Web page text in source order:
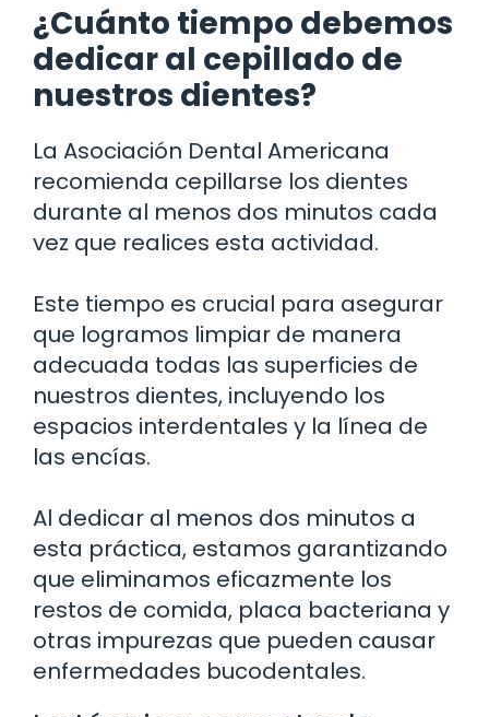
¿Cuánto tiempo debemos
dedicar al cepillado de
nuestros dientes?
La Asociación Dental Americana
recomienda cepillarse los dientes
durante al menos dos minutos cada
vez que realices esta actividad.
Este tiempo es crucial para asegurar
que logramos limpiar de manera
adecuada todas las superficies de
nuestros dientes, incluyendo los
espacios interdentales y la línea de
las encías.
Al dedicar al menos dos minutos a
esta práctica, estamos garantizando
que eliminamos eficazmente los
restos de comida, placa bacteriana y
otras impurezas que pueden causar
enfermedades bucodentales.